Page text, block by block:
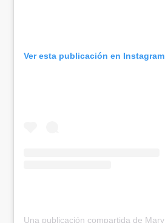
Ver esta publicación en Instagram